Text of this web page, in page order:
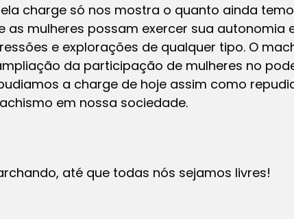
charge só nos mostra o quanto ainda
as mulheres possam exercer sua autonomia
e explorações de qualquer tipo. O
da participação de mulheres no
a charge de hoje assim como
em nossa sociedade.
até que todas nós sejamos livres!